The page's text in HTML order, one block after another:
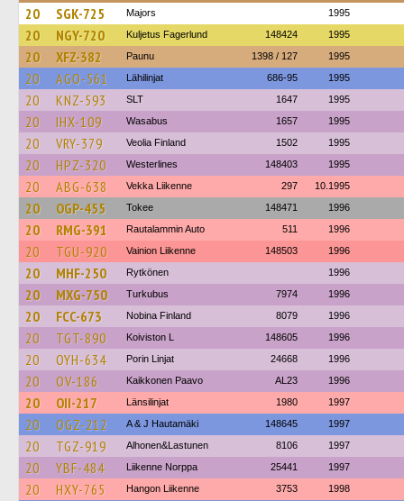
20
SGK-725 Majors 1995
20 NGY-720 Kuljetus Fagerlund 148424 1995
20 XFZ-382 Paunu 1398 / 127 1995
20 AGO-561 Lähilinjat 686-95 1995
20 KNZ-593 SLT 1647 1995
20 IHX-109 Wasabus 1657 1995
20 VRY-379 Veolia Finland 1502 1995
20 HPZ-320 Westerlines 148403 1995
20 ABG-638 Vekka Liikenne 297 10.1995
20 OGP-455 Tokee 148471 1996
20 RMG-391 Rautalammin Auto 511 1996
20 TGU-920 Vainion Liikenne 148503 1996
20 MHF-250 Rytkönen 1996
20 MXG-750 Turkubus 7974 1996
20 FCC-673 Nobina Finland 8079 1996
20 TGT-890 Koiviston L 148605 1996
20 OYH-634 Porin Linjat 24668 1996
20 OV-186 Kaikkonen Paavo AL23 1996
20 OII-217 Länsilinjat 1980 1997
20 OGZ-212 A & J Hautamäki 148645 1997
20 TGZ-919 Alhonen&Lastunen 8106 1997
20 YBF-484 Liikenne Norppa 25441 1997
20 HXY-765 Hangon Liikenne 3753 1998